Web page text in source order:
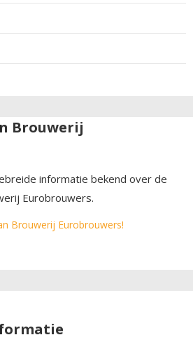
Brouwerij
informatie bekend over de
Eurobrouwers.
Brouwerij Eurobrouwers!